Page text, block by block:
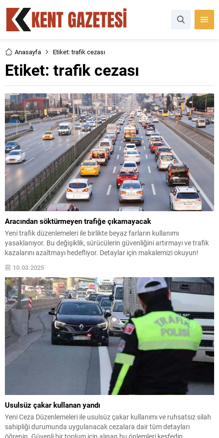
Anasayfa Etiket: trafik cezası
Etiket: trafik cezası
Aracından söktürmeyen trafiğe çıkamayacak
Yeni trafik düzenlemeleri ile birlikte beyaz farların kullanımı
yasaklanıyor. Bu değişiklik, sürücülerin güvenliğini artırmayı ve trafik
kazalarını azaltmayı hedefliyor. Detaylar için makalemizi okuyun!
10.03.2025
Usulsüz çakar kullanan yandı
Yeni Ceza Düzenlemeleri ile usulsüz çakar kullanımı ve ruhsatsız silah
sahipliği durumunda uygulanacak cezalara dair tüm detayları
öğrenin. Güvenli bir toplum için alınan bu önlemleri keşfedin.